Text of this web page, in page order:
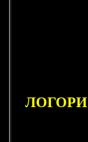
ЛОГОРИ